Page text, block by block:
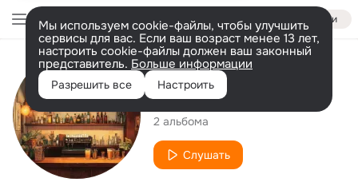
Войти
Мы используем cookie-файлы, чтобы улучшить
сервисы для вас. Если ваш возраст менее 13 лет,
настроить cookie-файлы должен ваш законный
представитель. Больше информации
Разрешить все Настроить
Исполнитель
мечтай со мной.
2 альбома
Слушать